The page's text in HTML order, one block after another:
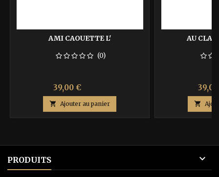
AMI CAOUETTE L'
(0)
Prix
39,00 €
base
 Ajouter au panier
AU
Prix

PRODUITS 